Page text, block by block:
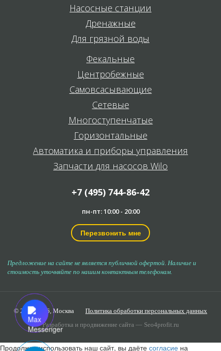
Насосные станции
Дренажные
Для грязной воды
Фекальные
Центробежные
Самовсасывающие
Сетевые
Многоступенчатые
Горизонтальные
Автоматика и приборы управления
Запчасти для насосов Wilo
+7 (495) 744-86-42
пн-пт: 10:00 - 20:00
Перезвонить мне
Предложение на сайте не является публичной офертой. Наличие и
стоимость уточняйте по нашим контактным телефонам.
© 2006-2026, Москва
Политика обработки персональных данных
Разработка и продвижение сайта — Seo4profit.ru
Продолжая использовать наш сайт, вы даёте согласие на